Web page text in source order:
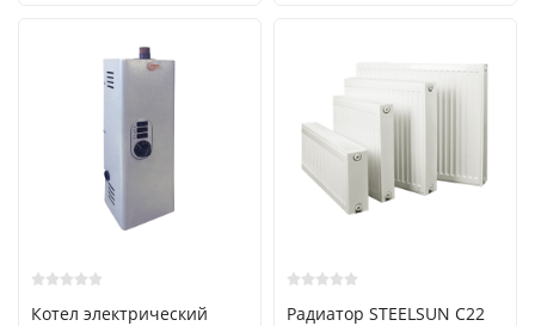
Котел электрический
Радиатор STEELSUN С22